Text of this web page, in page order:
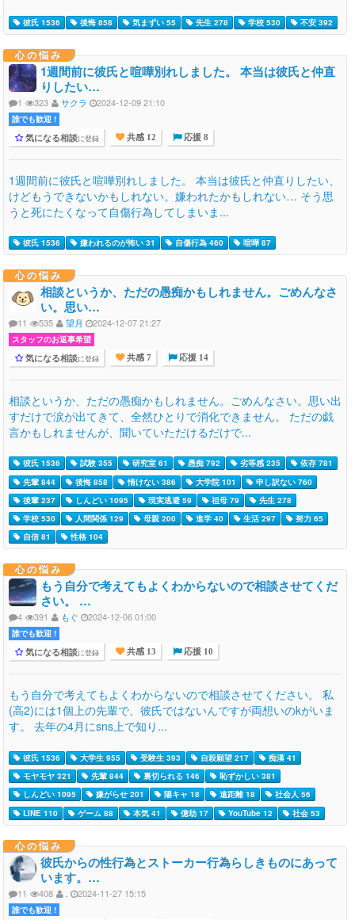
彼氏 1536 後悔 858 気まずい 55 先生 278 学校 530 不安 392
心の悩み
1週間前に彼氏と喧嘩別れしました。 本当は彼氏と仲直
りしたい…
1 323 サクラ 2024-12-09 21:10
誰でも歓迎 !
気になる相談に登録 共感 12 応援 8
1週間前に彼氏と喧嘩別れしました。 本当は彼氏と仲直りしたい、
けどもうできないかもしれない。嫌われたかもしれない… そう思
うと死にたくなって自傷行為してしまいま...
彼氏 1536 嫌われるのが怖い 31 自傷行為 460 喧嘩 87
心の悩み
相談というか、ただの愚痴かもしれません。ごめんなさ
い。思い…
11 535 望月 2024-12-07 21:27
スタッフのお返事希望
気になる相談に登録 共感 7 応援 14
相談というか、ただの愚痴かもしれません。ごめんなさい。思い出
すだけで涙が出てきて、全然ひとりで消化できません。 ただの戯
言かもしれませんが、聞いていただけるだけで...
彼氏 1536 試験 355 研究室 61 愚痴 792 劣等感 235
依存 781
先輩 844
後悔 858 情けない 386 大学院 101
申し訳ない 760
後輩 237
しんどい 1095 現実逃避 59 祖母 79
先生 278
学校 530
人間関係 129 母親 200 進学 40 生活 297
努力 65
自信 81
性格 104
心の悩み
もう自分で考えてもよくわからないので相談させてくだ
さい。 …
4 391 もぐ 2024-12-06 01:00
誰でも歓迎 !
気になる相談に登録 共感 13 応援 10
もう自分で考えてもよくわからないので相談させてください。 私
(高2)には1個上の先輩で、彼氏ではないんですが両想いのkがいま
す。 去年の4月にsns上で知り...
彼氏 1536 大学生 955 受験生 393 自殺願望 217
痴漢 41
モヤモヤ 321
先輩 844 裏切られる 146
恥ずかしい 381
しんどい 1095
嫌がらせ 201 陽キャ 18 遠距離 18
社会人 56
LINE 110
ゲーム 88 本気 41 億劫 17 YouTube 12 社会 53
心の悩み
彼氏からの性行為とストーカー行為らしきものにあって
います。…
11 408 . 2024-11-27 15:15
誰でも歓迎 !